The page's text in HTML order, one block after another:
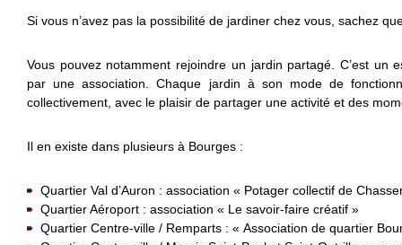
Si vous n’avez pas la possibilité de jardiner chez vous, sachez
Vous pouvez notamment rejoindre un jardin partagé. C’est un
par une association. Chaque jardin à son mode de
collectivement, avec le plaisir de partager une activité et des
Il en existe dans plusieurs à Bourges :
Quartier Val d’Auron : association « Potager collectif de
Quartier Aéroport : association « Le savoir-faire créatif »
Quartier Centre-ville / Remparts : « Association de quartier